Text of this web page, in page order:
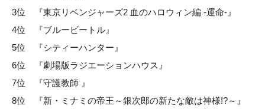
3位 『東京リベンジャーズ2 血のハロウィン編 -運命-』
4位 『ブルービートル』
5位 『シティーハンター』
6位 『劇場版ラジエーションハウス』
7位 『守護教師 』
8位 『新・ミナミの帝王～銀次郎の新たな敵は神様!?～』